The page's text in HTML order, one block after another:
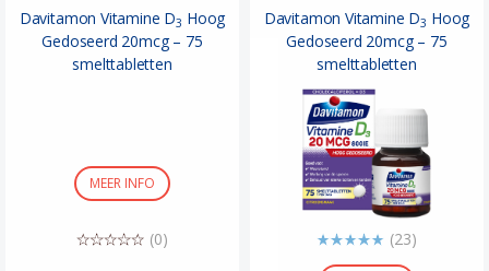
Davitamon Vitamine D3 Hoog
Gedoseerd 20mcg – 75
smelttabletten
MEER INFO
(0)
Davitamon Vitamine D3 Hoog
Gedoseerd 20mcg – 75
smelttabletten
(23)